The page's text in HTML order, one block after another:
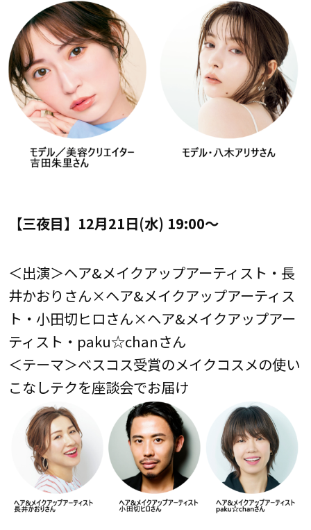
【三夜目】12月21日(水) 19:00～
＜出演＞ヘア&メイクアップアーティスト・長
井かおりさん×ヘア&メイクアップアーティス
ト・小田切ヒロさん×ヘア&メイクアップアー
ティスト・paku☆chanさん
＜テーマ＞ベスコス受賞のメイクコスメの使い
こなしテクを座談会でお届け